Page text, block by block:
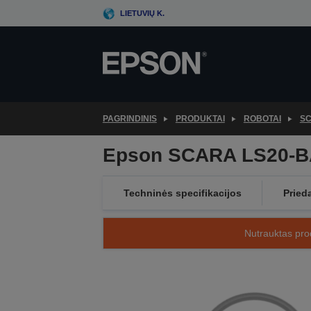
to
LIETUVIŲ K.
PAGRINDINIS PRODUKTAI ROBOTAI
Epson SCARA LS20-
Techninės specifikacijos
Nutrauktas